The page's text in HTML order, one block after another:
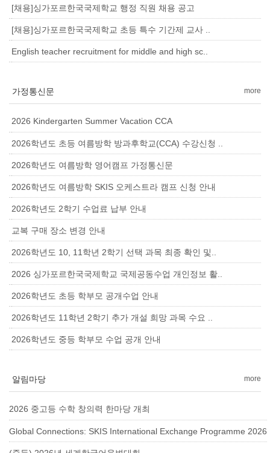
[채용]싱가포르한국국제학교 행정 직원 채용 공고
[채용]싱가포르한국국제학교 초등 특수 기간제 교사 ..
English teacher recruitment for middle and high sc..
가정통신문 more
2026 Kindergarten Summer Vacation CCA
2026학년도 초등 여름방학 방과후학교(CCA) 수강신청 ..
2026학년도 여름방학 영어캠프 가정통신문
2026학년도 여름방학 SKIS 오케스트라 캠프 신청 안내
2026학년도 2학기 수업료 납부 안내
교복 구매 장소 변경 안내
2026학년도 10, 11학년 2학기 선택 과목 최종 확인 및..
2026 싱가포르한국국제학교 국제공동수업 개인정보 활..
2026학년도 초등 학부모 공개수업 안내
2026학년도 11학년 2학기 추가 개설 희망 과목 수요 ..
2026학년도 중등 학부모 수업 공개 안내
알림마당 more
2026 중고등 수학 창의력 한마당 개최
Global Connections: SKIS International Exchange Programme 2026